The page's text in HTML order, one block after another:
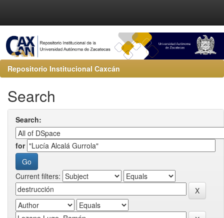
Repositorio Institucional Caxcán
Search
Search:
for
Current filters: